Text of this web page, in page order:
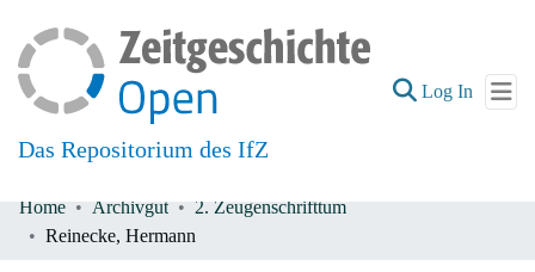
Das Repositorium des IfZ
Log In (current)
Communities & Collections
Home Archivgut
2. Zeugenschrifttum
Reinecke, Hermann